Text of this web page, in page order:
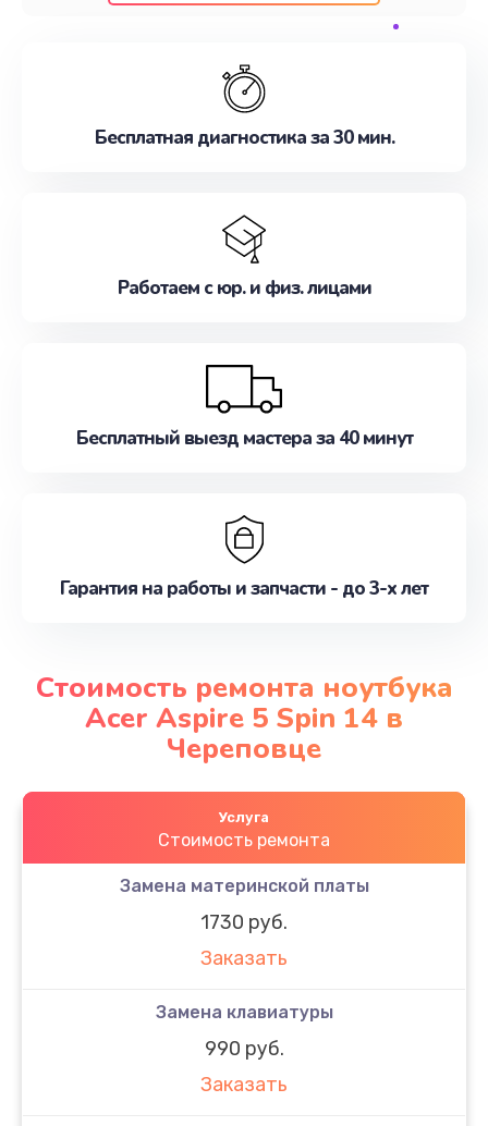
наилучшим образом. Не медлите записаться на
Бесплатная диагностика за 30 мин.
Работаем с юр. и физ. лицами
Бесплатный выезд мастера за 40 минут
Гарантия на работы и запчасти - до 3-х лет
Стоимость ремонта ноутбука
Acer Aspire 5 Spin 14 в
Череповце
Услуга
Стоимость ремонта
Замена материнской платы
1730 руб.
Заказать
Замена клавиатуры
990 руб.
Заказать